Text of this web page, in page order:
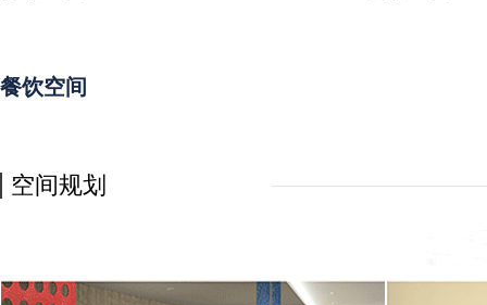
餐饮空间
空间规划